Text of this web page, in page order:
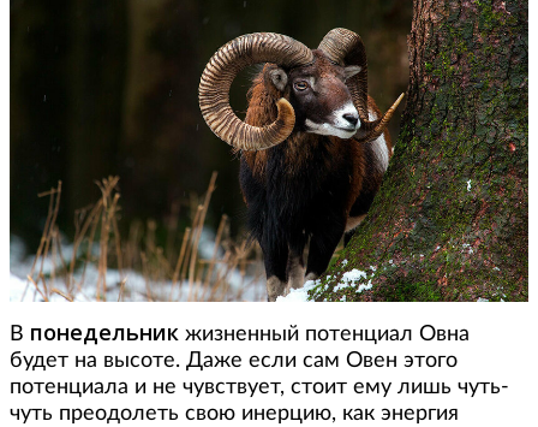
В понедельник жизненный потенциал Овна
будет на высоте. Даже если сам Овен этого
потенциала и не чувствует, стоит ему лишь чуть-
чуть преодолеть свою инерцию, как энергия